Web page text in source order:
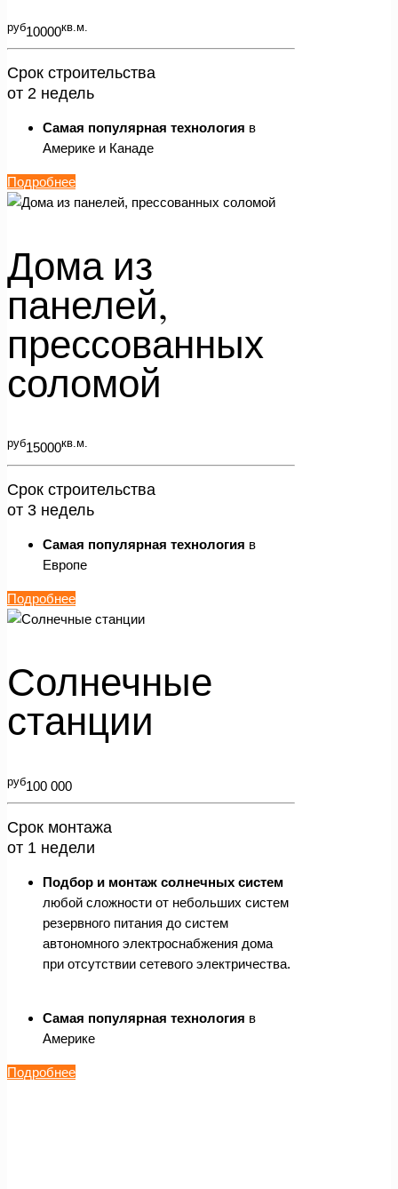
руб10000кв.м.
Срок строительства
от 2 недель
Самая популярная технология в
Америке и Канаде
Подробнее
Дома из
панелей,
прессованных
соломой
руб15000кв.м.
Срок строительства
от 3 недель
Самая популярная технология в
Европе
Подробнее
Солнечные
станции
руб100 000
Срок монтажа
от 1 недели
Подбор и монтаж солнечных систем
любой сложности от небольших систем
резервного питания до систем
автономного электроснабжения дома
при отсутствии сетевого электричества.
Самая популярная технология в
Америке
Подробнее